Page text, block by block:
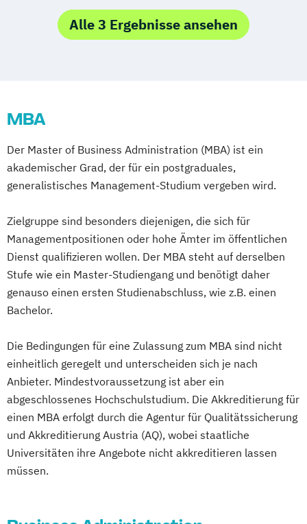
Bildungs- und Berufsberatung
Business & Engineering
Handelsmanagement
Human Resources Management
Integrales Gebäude- und
Energiemanagement
Management in Information and Business
Technologies
Management und IT
Marketing und Verkauf
Personalmanagement
Real Estate Management
Wirtschaftsingenieurwesen
Alle 3 Ergebnisse ansehen
MBA
Der Master of Business Administration (MBA) ist ein
akademischer Grad, der für ein postgraduales,
generalistisches Management-Studium vergeben wird.
Zielgruppe sind besonders diejenigen, die sich für
Managementpositionen oder hohe Ämter im öffentlichen
Dienst qualifizieren wollen. Der MBA steht auf derselben
Stufe wie ein Master-Studiengang und benötigt daher
genauso einen ersten Studienabschluss, wie z.B. einen
Bachelor.
Die Bedingungen für eine Zulassung zum MBA sind nicht
einheitlich geregelt und unterscheiden sich je nach
Anbieter. Mindestvoraussetzung ist aber ein
abgeschlossenes Hochschulstudium. Die Akkreditierung für
einen MBA erfolgt durch die Agentur für Qualitätssicherung
und Akkreditierung Austria (AQ), wobei staatliche
Universitäten ihre Angebote nicht akkreditieren lassen
müssen.